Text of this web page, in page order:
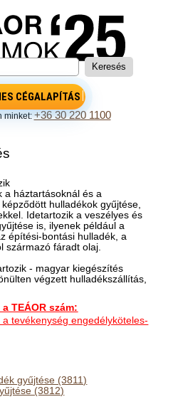
CÉGALAPÍTÁS
minket:+36 30 220 1100
a háztartásoknál és a
hulladékok gyűjtése,
Idetartozik a veszélyes és
is, ilyenek például a
építési-bontási hulladék, a
származó fáradt olaj.
- magyar kiegészítés
végzett hulladékszállítás,
a TEÁOR szám:
tevékenység engedélyköteles-
gyűjtése (3811)
(3812)